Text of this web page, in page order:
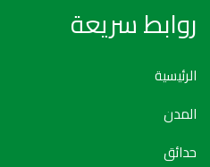
روابط سريعة
الرئيسية
المدن
حدائق